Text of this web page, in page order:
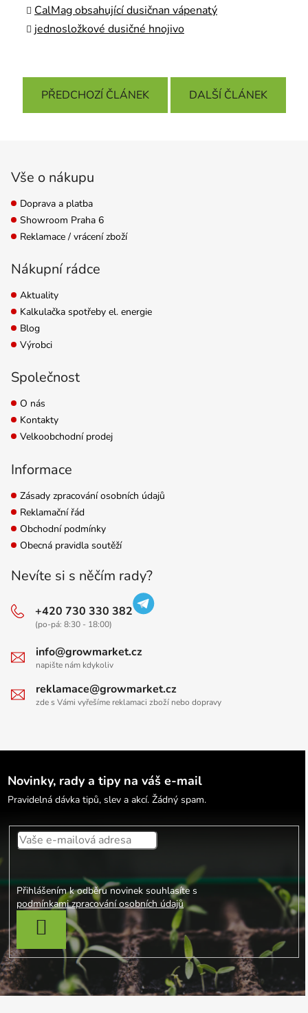
CalMag obsahující dusičnan vápenatý
jednosložkové dusičné hnojivo
PŘEDCHOZÍ ČLÁNEK DALŠÍ ČLÁNEK
Vše o nákupu
Doprava a platba
Showroom Praha 6
Reklamace / vrácení zboží
Nákupní rádce
Aktuality
Kalkulačka spotřeby el. energie
Blog
Výrobci
Společnost
O nás
Kontakty
Velkoobchodní prodej
Informace
Zásady zpracování osobních údajů
Reklamační řád
Obchodní podmínky
Obecná pravidla soutěží
Nevíte si s něčím rady?
+420 730 330 382
(po-pá: 8:30 - 18:00)
info@growmarket.cz
napište nám kdykoliv
reklamace@growmarket.cz
zde s Vámi vyřešíme reklamaci zboží nebo dopravy
Novinky, rady a tipy na váš e-mail
Pravidelná dávka tipů, slev a akcí. Žádný spam.
Přihlášením k odběru novinek souhlasíte s
podmínkami zpracování osobních údajů
PŘIHLÁSIT SE